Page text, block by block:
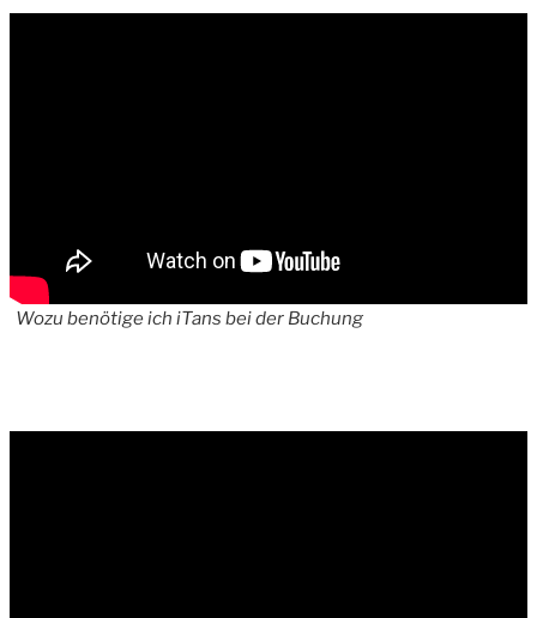
Wozu benötige ich iTans bei der Buchung